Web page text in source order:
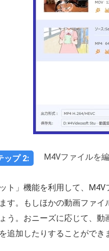
ップ 2: M4Vファイルを
ット」機能を利用して、
す。もしほかの動画ファ
う。おニーズに応じて、
追加したりすることができ